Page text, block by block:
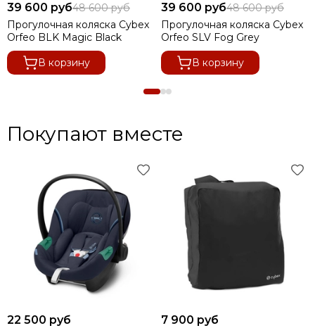
39 600 руб48 600 руб
Прогулочная коляска Cybex
Orfeo BLK Magic Black
В корзину
39 600 руб48 600 руб
Прогулочная коляска Cybex
Orfeo SLV Fog Grey
В корзину
Покупают вместе
22 500 руб 7 900 руб